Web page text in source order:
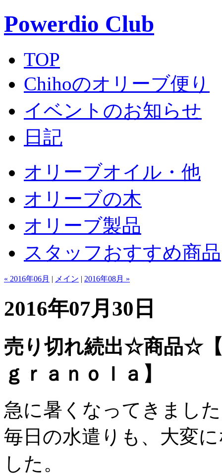
Powerdio Club
TOP
Chihoのオリーブ便り
イベントのお知らせ
日記
オリーブオイル・他
オリーブの木
オリーブ製品
スタッフおすすめ商品
« 2016年06月 | メイン | 2016年08月 »
2016年07月30日
売り切れ続出☆商品☆
ｇｒａｎｏｌａ】
急に暑くなってきまし
毎日の水遣りも、大変
した。